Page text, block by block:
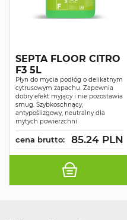
SEPTA FLOOR CITRO
F3 5L
Płyn do mycia podłóg o delikatnym
cytrusowym zapachu. Zapewnia
dobry efekt myjący i nie pozostawia
smug. Szybkoschnący,
antypoślizgowy, neutralny dla
mytych powierzchni
cena brutto: 85.24 PLN